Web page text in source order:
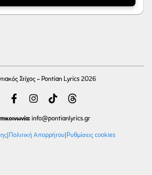
Στίχος - Pontian Lyrics 2026
info@pontianlyrics.gr
| Πολιτική Απορρήτου| Ρυθμίσεις cookies